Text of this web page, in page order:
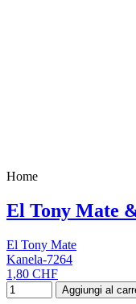
Home
El Tony Mate
El Tony Mate
Kanela-7264
1,80 CHF
Aggiungi al